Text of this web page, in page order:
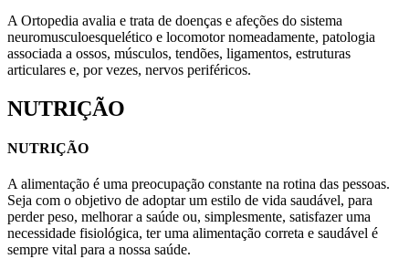
A Ortopedia avalia e trata de doenças e afeções do sistema
neuromusculoesquelético e locomotor nomeadamente, patologia
associada a ossos, músculos, tendões, ligamentos, estruturas
articulares e, por vezes, nervos periféricos.
NUTRIÇÃO
NUTRIÇÃO
A alimentação é uma preocupação constante na rotina das pessoas.
Seja com o objetivo de adoptar um estilo de vida saudável, para
perder peso, melhorar a saúde ou, simplesmente, satisfazer uma
necessidade fisiológica, ter uma alimentação correta e saudável é
sempre vital para a nossa saúde.